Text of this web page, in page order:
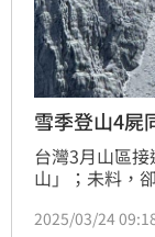
雪季登山4屍
台灣3月山區
山」；未料，
者，都在昨天
2025/03/24